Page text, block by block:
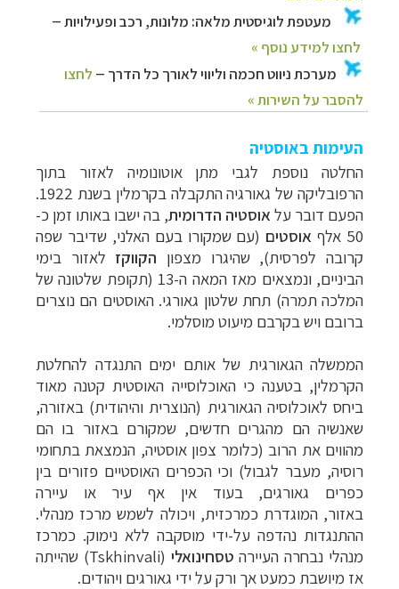
העימות באוסטיה
החלטה נוספת לגבי מתן אוטונומיה לאזור בתוך
הרפובליקה של גאורגיה
התקבלה בקרמלין בשנת 1922.
הפעם דובר על אוסטיה הדרומית, בה ישבו באותו זמן כ-
50 אלף אוסטים (עם שמקורו בעם האלני, שדיבר שפה
קרובה לפרסית), שהיגרו מצפון הקווקז לאזור בימי
הביניים, ונמצאים מאז המאה ה-13 (תקופת שלטונה של
המלכה תמרה) תחת שלטון גאורגי. האוסטים הם נוצרים
ברובם ויש בקרבם מיעוט מוסלמי.
הממשלה הגאורגית של אותם ימים התנגדה להחלטת
הקרמלין, בטענה כי האוכלוסייה האוסטית קטנה מאוד
ביחס לאוכלוסיה הגאורגית (הנוצרית והיהודית) באזורה,
שאנשיה הם מהגרים חדשים, שמקורם באזור בו הם
מהווים את הרוב (כלומר צפון אוסטיה, הנמצאת בתחומי
רוסיה, מעבר לגבול) וכי הכפרים האוסטיים פזורים בין
כפרים גאורגים, בעוד אין אף עיר או עיירה
באזור, המוגדרת כמרכזית, ויכולה לשמש מרכז מנהלי.
ההתנגדות נהדפה על-ידי מוסקבה ללא נימוק. כמרכז
מנהלי נבחרה העיירה טסחינואלי (
Tskhinvali) שהייתה
אז מיושבת כמעט אך ורק על ידי גאורגים ויהודים.